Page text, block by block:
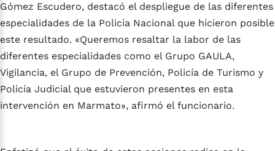
Gómez Escudero, destacó el despliegue de las diferentes
especialidades de la Policía Nacional que hicieron posible
este resultado. «Queremos resaltar la labor de las
diferentes especialidades como el Grupo GAULA,
Vigilancia, el Grupo de Prevención, Policía de Turismo y
Policía Judicial que estuvieron presentes en esta
intervención en Marmato», afirmó el funcionario.